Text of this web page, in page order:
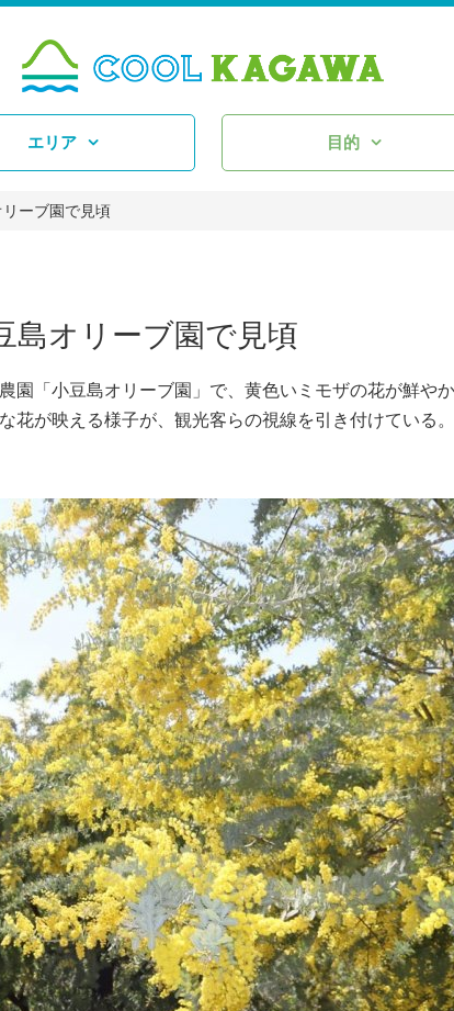
エリア 目的
ーブ園で見頃
オリーブ園で見頃
「小豆島オリーブ園」で、黄色いミモザの花が鮮や
花が映える様子が、観光客らの視線を引き付けている